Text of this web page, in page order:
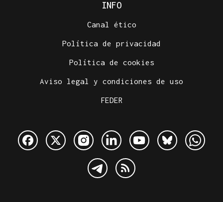
INFO
Canal ético
Política de privacidad
Política de cookies
Aviso legal y condiciones de uso
FEDER